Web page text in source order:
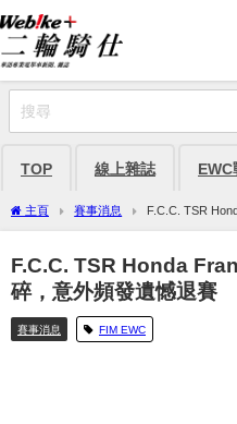
TOP 線上雜誌 EWC
主頁 賽事消息
F.C.C. TSR
遺憾退賽
F.C.C. TSR Honda
碎，意外頻發遺憾退賽
賽事消息 FIM EWC